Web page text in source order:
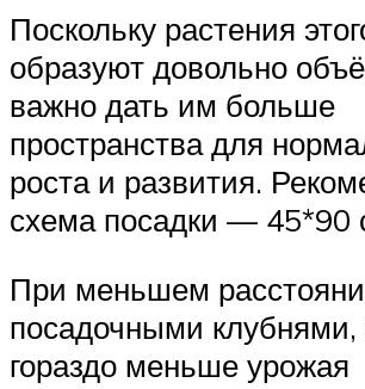
Поскольку растения
образуют довольно
важно дать им больше
пространства для
роста и развития.
схема посадки — 45*90
При меньшем
посадочными клубнями,
гораздо меньше урожая